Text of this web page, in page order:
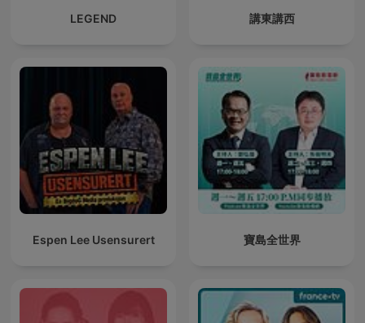
LEGEND 講東講西
Espen Lee Usensurert 寶島全世界